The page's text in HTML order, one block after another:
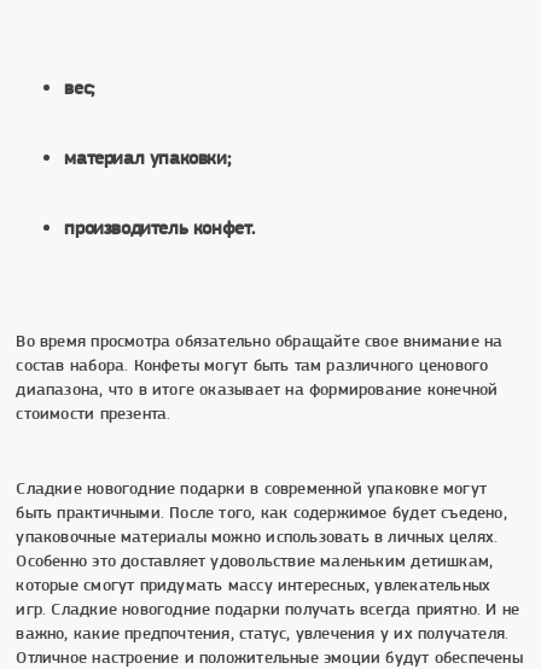
вес;
материал упаковки;
производитель конфет.
Во время просмотра обязательно обращайте свое внимание на
состав набора. Конфеты могут быть там различного ценового
диапазона, что в итоге оказывает на формирование конечной
стоимости презента.
Сладкие новогодние подарки в современной упаковке могут
быть практичными. После того, как содержимое будет съедено,
упаковочные материалы можно использовать в личных целях.
Особенно это доставляет удовольствие маленьким детишкам,
которые смогут придумать массу интересных, увлекательных
игр. Сладкие новогодние подарки получать всегда приятно. И не
важно, какие предпочтения, статус, увлечения у их получателя.
Отличное настроение и положительные эмоции будут обеспечены